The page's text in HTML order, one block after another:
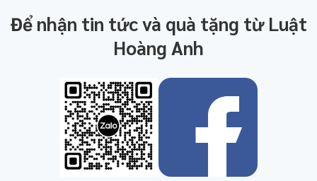
Để nhận tin tức và quà tặng từ Luật
Hoàng Anh